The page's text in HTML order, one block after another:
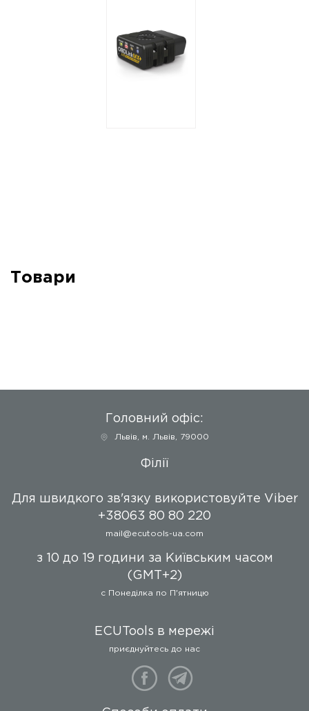
Товари
Головний офіс:
Львів м. Львів, 79000
Філії
Для швидкого зв'язку використовуйте Viber
+38063 80 80 220
mail@ecutools-ua.com
з 10 до 19 години за Київським часом
(GMT+2)
c Понеділка по П'ятницю
ECUTools в мережі
приєднуйтесь до нас